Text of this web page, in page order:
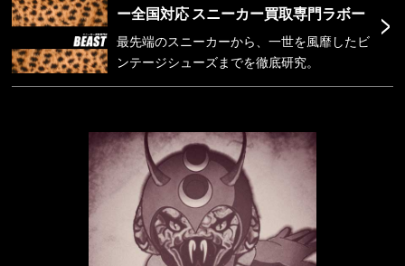
>
ー全国対応 スニーカー買取専門ラボー
最先端のスニーカーから、一世を風靡したビ
ンテージシューズまでを徹底研究。